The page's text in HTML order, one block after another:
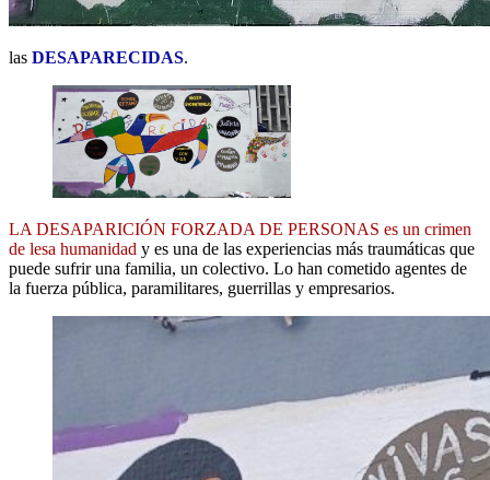
las DESAPARECIDAS.
LA DESAPARICIÓN FORZADA DE PERSONAS es un crimen
de lesa humanidad y es una de las experiencias más traumáticas que
puede sufrir una familia, un colectivo. Lo han cometido agentes de
la fuerza pública, paramilitares, guerrillas y empresarios.